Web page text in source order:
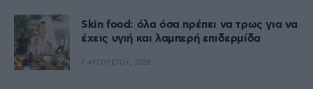
Skin food: όλα όσα πρέπει να τρως για να
έχεις υγιή και λαμπερή επιδερμίδα
7 ΑΥΓΟΎΣΤΟΥ, 2026